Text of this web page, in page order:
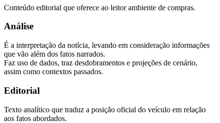
Conteúdo editorial que oferece ao leitor ambiente de compras.
Análise
É a interpretação da notícia, levando em consideração informações
que vão além dos fatos narrados.
Faz uso de dados, traz desdobramentos e projeções de cenário,
assim como contextos passados.
Editorial
Texto analítico que traduz a posição oficial do veículo em relação
aos fatos abordados.